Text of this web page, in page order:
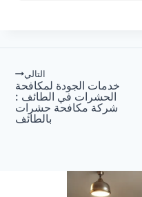
التالي
خدمات الجودة لمكافحة
الحشرات في الطائف :
شركة مكافحة حشرات
بالطائف